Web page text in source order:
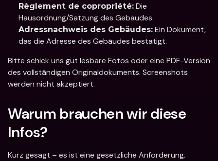
Règlement de copropriété: Die
Hausordnung/Satzung des Gebäudes.
Adressnachweis des Gebäudes: Ein Dokument,
das die Adresse des Gebäudes bestätigt.
Bitte schick uns gut lesbare Fotos oder eine PDF-Version
des vollständigen Originaldokuments. Screenshots
werden nicht akzeptiert.
Warum brauchen wir diese
Infos?
Kurz gesagt – es ist eine gesetzliche Anforderung.